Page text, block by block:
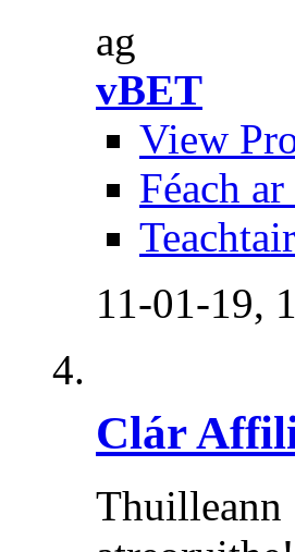
ag
vBET
View
Féach
11-01-19,
Clár
Thuilleann